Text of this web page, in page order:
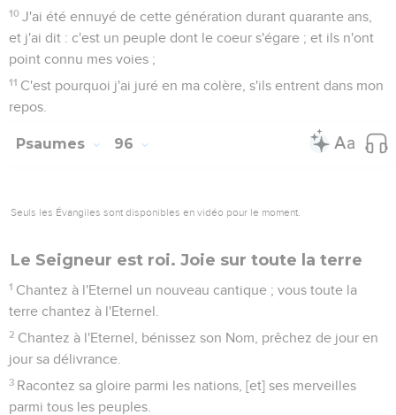
10 J'ai été ennuyé de cette génération durant quarante ans,
et j'ai dit : c'est un peuple dont le coeur s'égare ; et ils n'ont
point connu mes voies ;
11 C'est pourquoi j'ai juré en ma colère, s'ils entrent dans mon
repos.
Psaumes 96
Seuls les Évangiles sont disponibles en vidéo pour le moment.
Le Seigneur est roi. Joie sur toute la terre
1 Chantez à l'Eternel un nouveau cantique ; vous toute la
terre chantez à l'Eternel.
2 Chantez à l'Eternel, bénissez son Nom, prêchez de jour en
jour sa délivrance.
3 Racontez sa gloire parmi les nations, [et] ses merveilles
parmi tous les peuples.